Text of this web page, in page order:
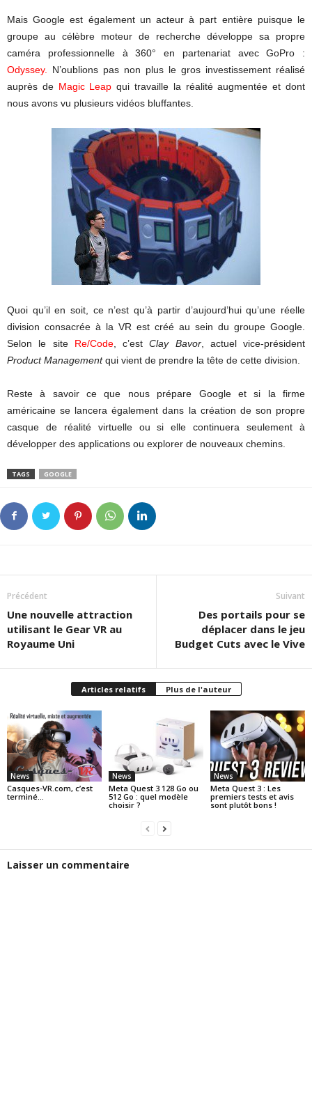
Mais Google est également un acteur à part entière puisque le
groupe au célèbre moteur de recherche développe sa propre
caméra professionnelle à 360° en partenariat avec GoPro :
Odyssey.
N’oublions pas non plus le gros investissement réalisé
auprès de Magic Leap qui travaille la réalité augmentée et dont
nous avons vu plusieurs vidéos bluffantes.
Quoi qu’il en soit, ce n’est qu’à partir d’aujourd’hui qu’une réelle
division consacrée à la VR est créé au sein du groupe Google.
Selon le site Re/Code, c’estClay Bavor, actuel vice-président
Product Managementqui vient de prendre la tête de cette division.
Reste à savoir ce que nous prépare Google et si la firme
américaine se lancera également dans la création de son propre
casque de réalité virtuelle ou si elle continuera seulement à
développer des applications ou explorer de nouveaux chemins.
TAGS GOOGLE
Précédent
Une nouvelle attraction
utilisant le Gear VR au
Royaume Uni
Suivant
Des portails pour se
déplacer dans le jeu
Budget Cuts avec le Vive
Articles relatifs Plus de l'auteur
News
Casques-VR.com, c’est
terminé…
News
Meta Quest 3 128 Go ou
512 Go : quel modèle
choisir ?
News
Meta Quest 3 : Les
premiers tests et avis
sont plutôt bons !
Laisser un commentaire